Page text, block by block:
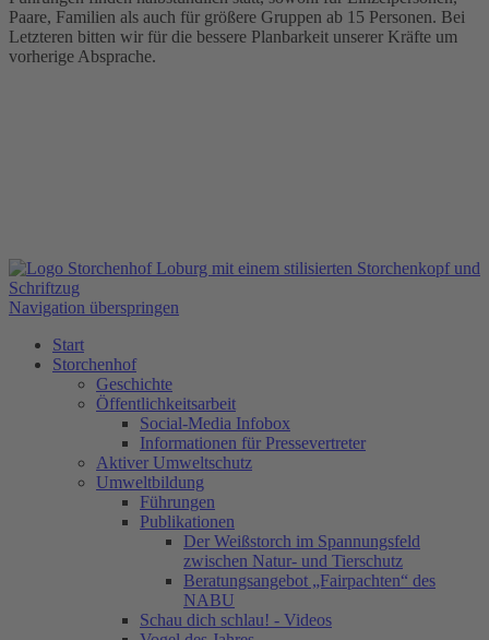
Paare, Familien als auch für größere Gruppen ab 15 Personen. Bei
Letzteren bitten wir für die bessere Planbarkeit unserer Kräfte um
vorherige Absprache.
Navigation überspringen
Start
Storchenhof
Geschichte
Öffentlichkeitsarbeit
Social-Media Infobox
Informationen für Pressevertreter
Aktiver Umweltschutz
Umweltbildung
Führungen
Publikationen
Der Weißstorch im Spannungsfeld
zwischen Natur- und Tierschutz
Beratungsangebot „Fairpachten“ des
NABU
Schau dich schlau! - Videos